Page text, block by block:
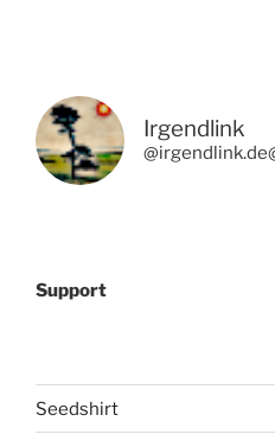
Irgendlink
Support
Seedshirt